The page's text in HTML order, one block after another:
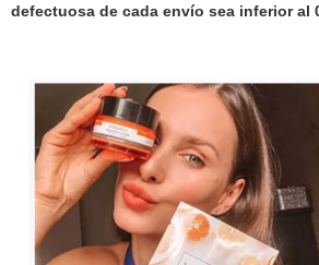
defectuosa de cada envío sea inferior al